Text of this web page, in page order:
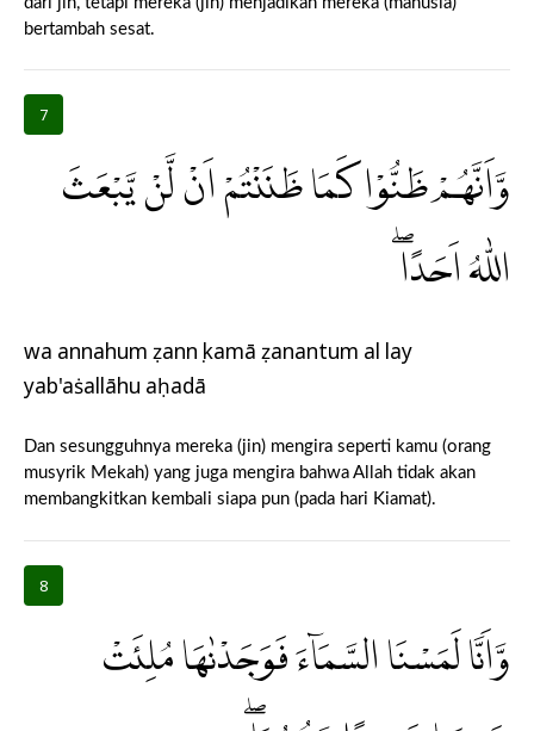
bertambah sesat.
7
وَّاَنَّهُمْ ظَنُّوْا كَمَا ظَنَنْتُمْ اَنْ لَّنْ يَّبْعَثَ
اللّٰهُ اَحَدًاۖ
wa annahum ẓannụ kamā ẓanantum al lay
yab'aṡallāhu aḥadā
Dan sesungguhnya mereka (jin) mengira seperti kamu (orang
musyrik Mekah) yang juga mengira bahwa Allah tidak akan
membangkitkan kembali siapa pun (pada hari Kiamat).
8
وَّاَنَّا لَمَسْنَا السَّمَاۤءَ فَوَجَدْنٰهَا مُلِئَتْ